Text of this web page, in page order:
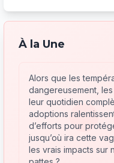
À la Une
Alors que les
dangereusement,
leur quotidien
adoptions
d’efforts pour
jusqu’où ira cette
les vrais impacts sur